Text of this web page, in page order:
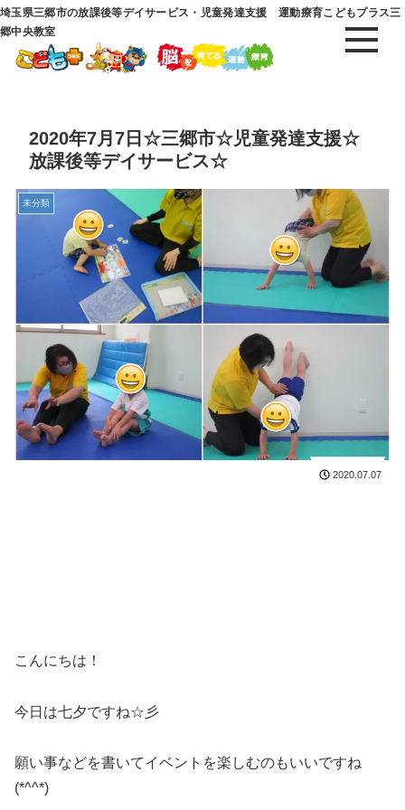
埼玉県三郷市の放課後等デイサービス・児童発達支援 運動療育こどもプラス三
郷中央教室
2020年7月7日☆三郷市☆児童発達支援☆
放課後等デイサービス☆
未分類
2020.07.07
こんにちは！
今日は七夕ですね☆彡
願い事などを書いてイベントを楽しむのもいいですね
(*^^*)